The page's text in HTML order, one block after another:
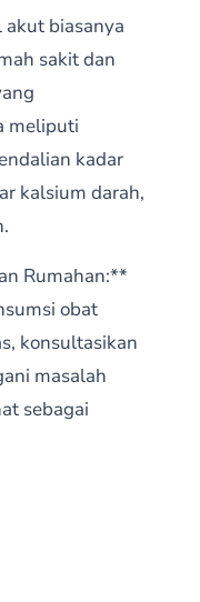
biasanya
sakit dan
meliputi
kadar
kalsium darah,
Rumahan:**
obat
konsultasikan
masalah
sebagai